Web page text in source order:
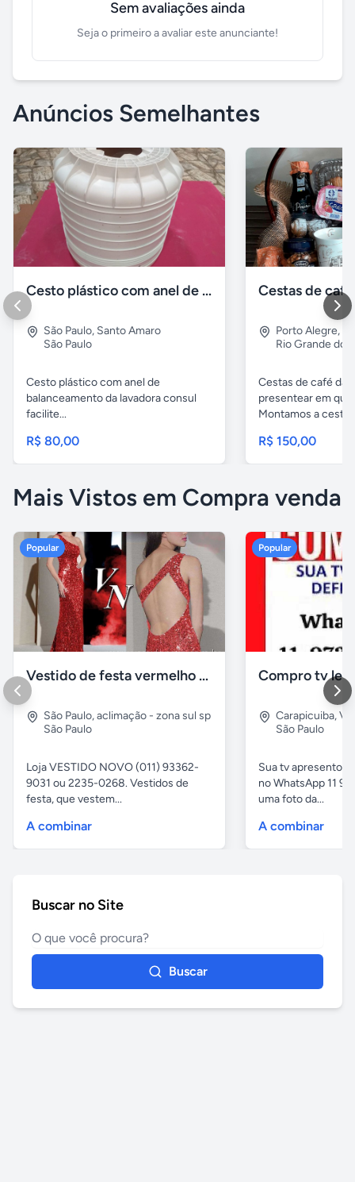
Sem avaliações ainda
Seja o primeiro a avaliar este anunciante!
Anúncios Semelhantes
Cesto plástico com anel de balanceamento da lavadora consul
São Paulo, Santo Amaro
São Paulo
Cesto plástico com anel de
balanceamento da lavadora consul
facilite...
R$ 80,00
Cestas de
Porto Alegre,
Rio Grande do
Cestas de café da
presentear em
Montamos a
R$ 150,00
Mais Vistos em Compra venda
Popular
Vestido de festa vermelho com brilho e pedraria
São Paulo,aclimação - zona sul sp
São Paulo
Loja VESTIDO NOVO (011) 93362-
9031 ou 2235-0268. Vestidos de
festa, que vestem...
A combinar
Popular
Compro tv
Carapicuiba,
São Paulo
Sua tv apresentou
no WhatsApp 11
uma foto da...
A combinar
Buscar no Site
Buscar